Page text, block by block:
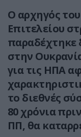
Ο αρχηγός
Επιτελείου
παραδέχτηκε
στην
για τις ΗΠΑ
το διεθνές
80 χρόνια
ΠΠ, θα